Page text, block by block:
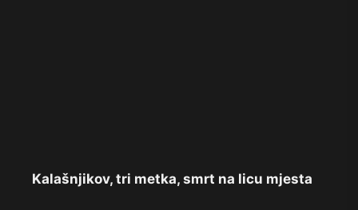
Kalašnjikov, tri metka, smrt na licu mjesta